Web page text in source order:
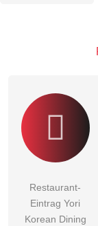
Besucher
Restaurant-
Eintrag Yori
Korean Dining